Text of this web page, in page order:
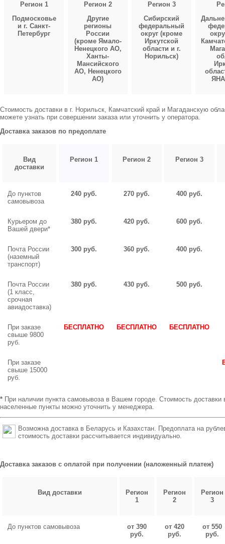
Регион 1
Подмосковье
и г. Санкт-
Петербург
Регион 2
Другие
регионы
России
(кроме Ямало-
Ненецкого АО,
Ханты-
Мансийского
АО, Ненецкого
АО)
Регион 3
Сибирский
федеральный
округ (кроме
Иркутской
области и г.
Норильск)
Стоимость доставки в г. Норильск, Камчатский край и Магаданскую
можете узнать при совершении заказа или уточнить у оператора.
Доставка заказов по предоплате
Вид
доставки
Регион 1 Регион 2 Регион 3
До пунктов
самовывоза
240 руб. 270 руб. 400 руб.
Курьером до
Вашей двери*
380 руб. 420 руб. 600 руб.
Почта России
(наземный
транспорт)
300 руб. 360 руб. 400 руб.
Почта России
(1 класс,
срочная
авиадоставка)
380 руб. 430 руб. 500 руб.
При заказе
свыше 9800
руб.
БЕСПЛАТНО БЕСПЛАТНО БЕСПЛАТНО
При заказе
свыше 15000
руб.
* При наличии пункта самовывоза в Вашем городе. Стоимость доставки
населенные пункты можно уточнить у менеджера.
Возможна доставка в Беларусь и Казахстан. Предоплата на
стоимость доставки рассчитывается индивидуально.
Доставка заказов с оплатой при получении (наложенный платеж)
Вид доставки
Регион
1
Регион
2
Регион
3
До пунктов самовывоза
от 390
руб.
от 420
руб.
от 550
руб.